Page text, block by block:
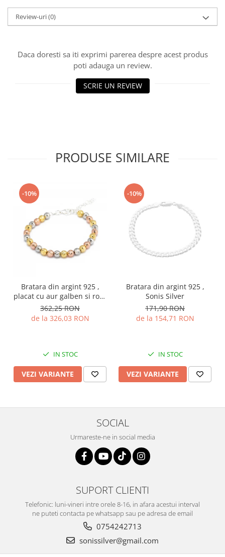
Review-uri(0)
Daca doresti sa iti exprimi parerea despre acest produs
poti adauga un review.
SCRIE UN REVIEW
PRODUSE SIMILARE
-10%
Bratara din argint 925 ,
placat cu aur galben si rose
de 14 kt , Sonis Silver
362,25 RON
de la 326,03 RON
IN STOC
VEZI VARIANTE
-10%
Bratara din argint 925 ,
Sonis Silver
171,90 RON
de la 154,71 RON
IN STOC
VEZI VARIANTE
SOCIAL
Urmareste-ne in social media
SUPORT CLIENTI
Telefonic: luni-vineri intre orele 8-16, in afara acestui interval
ne puteti contacta pe whatsapp sau pe adresa de email
0754242713
sonissilver@gmail.com